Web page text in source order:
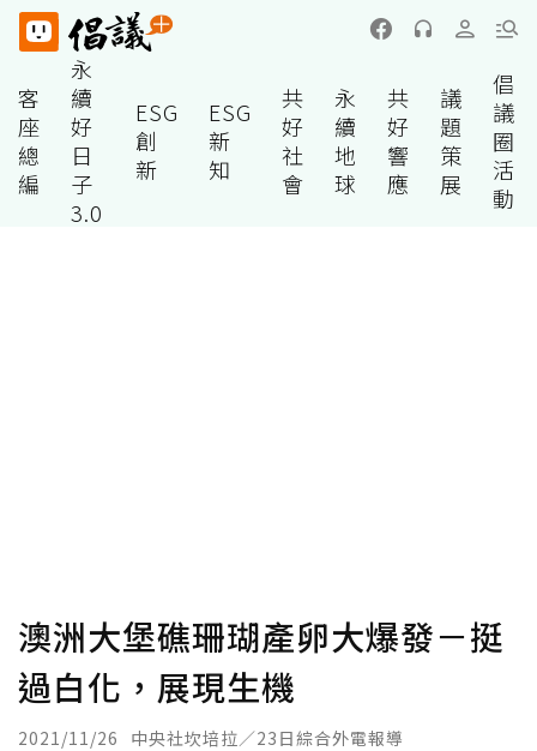
客
座
總
編
永
續
好
日
子
3.0
ESG
創
新
ESG
新
知
共
好
社
會
永
續
地
球
共
好
響
應
議
題
策
展
倡
議
圈
活
動
澳洲大堡礁珊瑚產卵大爆發－挺
過白化，展現生機
2021/11/26 中央社坎培拉／23日綜合外電報導